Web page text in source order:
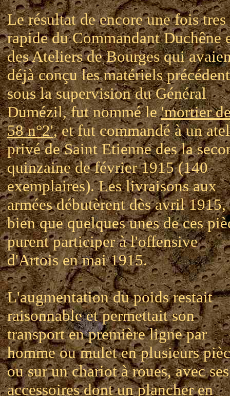
Le résultat de encore une fois tres
rapide du Commandant Duchêne
des Ateliers de Bourges qui
déjà conçu les matériels
sous la supervision du Général
Dumézil, fut nommé le'mortier
58 n°2', et fut commandé à un
privé de Saint Etienne des la
quinzaine de février 1915 (140
exemplaires). Les livraisons aux
armées débutèrent dès avril 1915,
bien que quelques unes de ces
purent participer à l'offensive
d'Artois en mai 1915.
L'augmentation du poids restait
raisonnable et permettait son
transport en première ligne par
homme ou mulet en plusieurs
ou sur un chariot à roues, avec ses
accessoires dont un plancher en